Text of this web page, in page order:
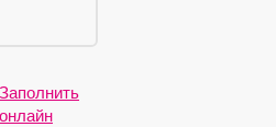
Заполнить
онлайн